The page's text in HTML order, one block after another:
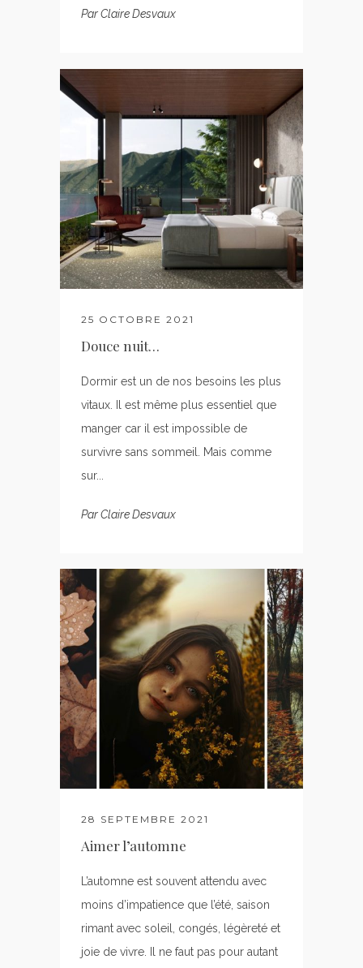
ParClaire Desvaux
25 OCTOBRE 2021
Douce nuit…
Dormir est un de nos besoins les plus
vitaux. Il est même plus essentiel que
manger car il est impossible de
survivre sans sommeil. Mais comme
sur...
ParClaire Desvaux
28 SEPTEMBRE 2021
Aimer l’automne
L’automne est souvent attendu avec
moins d’impatience que l’été, saison
rimant avec soleil, congés, légèreté et
joie de vivre. Il ne faut pas pour autant